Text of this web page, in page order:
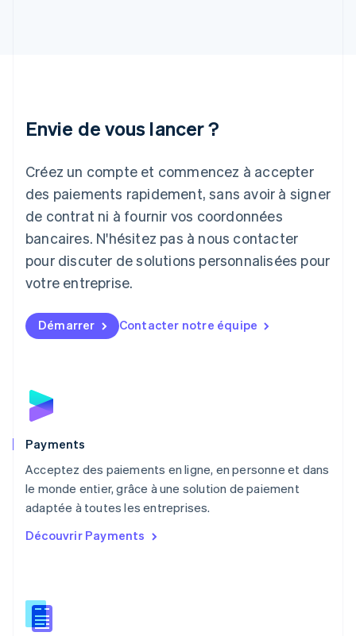
Envie de vous lancer ?
Créez un compte et commencez à accepter
des paiements rapidement, sans avoir à signer
de contrat ni à fournir vos coordonnées
bancaires. N'hésitez pas à nous contacter
pour discuter de solutions personnalisées pour
votre entreprise.
Démarrer Contacter notre équipe
Payments
Acceptez des paiements en ligne, en personne et dans
le monde entier, grâce à une solution de paiement
adaptée à toutes les entreprises.
Découvrir Payments
Japon
Lettonie
English
Liechtenstein
DeutschEnglish
Lituanie
Luxembourg
FrançaisDeutschEnglish
English简体中文
Malte
Norvège
English
English
NederlandsEnglish
Pologne
English
PortuguêsEnglish
English
Roumanie